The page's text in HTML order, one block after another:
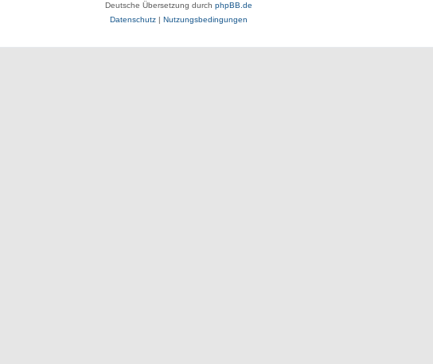
Deutsche Übersetzung durch phpBB.de
Datenschutz| Nutzungsbedingungen